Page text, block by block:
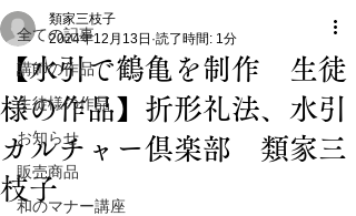
全ての記事
講師の作品
生徒様の作品
お知らせ
販売商品
和のマナー講座
【水引で鶴亀を制作 生徒
様の作品】折形礼法、水引
カルチャー倶楽部 類家三
枝子
類家三枝子
2024年12月13日 読了時間: 1分